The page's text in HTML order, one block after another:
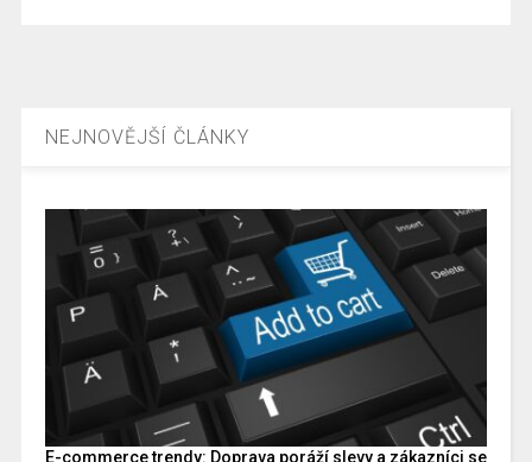
NEJNOVĚJŠÍ ČLÁNKY
E-commerce trendy: Doprava poráží slevy a zákazníci se